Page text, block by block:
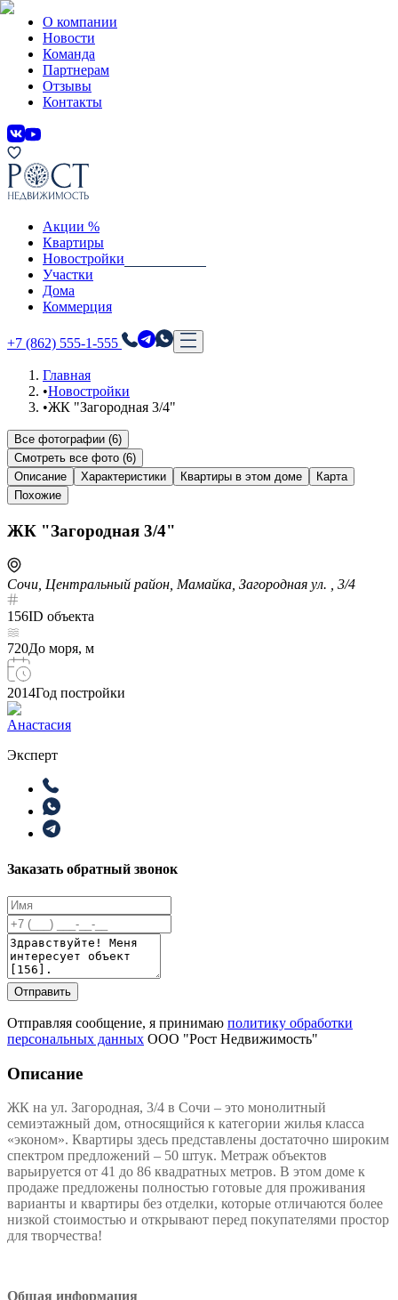
О компании
Новости
Команда
Партнерам
Отзывы
Контакты
Акции %
Квартиры
Новостройки
Участки
Дома
Коммерция
+7 (862) 555-1-555
Главная
•Новостройки
•ЖК "Загородная 3/4"
Все фотографии (6)
Смотреть все фото (6)
Описание
Характеристики Квартиры в этом доме
Карта
Похожие
ЖК "Загородная 3/4"
Сочи, Центральный район, Мамайка, Загородная ул. , 3/4
156ID объекта
720До моря, м
2014Год постройки
Анастасия
Эксперт
Заказать обратный звонок
Отправить
Отправляя сообщение, я принимаю политику обработки
персональных данных ООО "Рост Недвижимость"
Описание
ЖК на ул. Загородная, 3/4 в Сочи – это монолитный
семиэтажный дом, относящийся к категории жилья класса
«эконом». Квартиры здесь представлены достаточно широким
спектром предложений – 50 штук. Метраж объектов
варьируется от 41 до 86 квадратных метров. В этом доме к
продаже предложены полностью готовые для проживания
варианты и квартиры без отделки, которые отличаются более
низкой стоимостью и открывают перед покупателями простор
для творчества!
Общая информация